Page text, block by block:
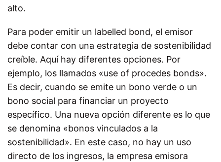
alto.
Para poder emitir un labelled bond, el emisor
debe contar con una estrategia de sostenibilidad
creíble. Aquí hay diferentes opciones. Por
ejemplo, los llamados «use of procedes bonds».
Es decir, cuando se emite un bono verde o un
bono social para financiar un proyecto
específico. Una nueva opción diferente es lo que
se denomina «bonos vinculados a la
sostenibilidad». En este caso, no hay un uso
directo de los ingresos, la empresa emisora